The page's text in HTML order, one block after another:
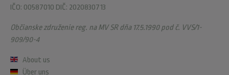
IČO: 00587010 DIČ: 2020830713
Občianske združenie reg. na MV SR dňa 17.5.1990 pod č. VVS/1-
909/90-4
About us
Über uns